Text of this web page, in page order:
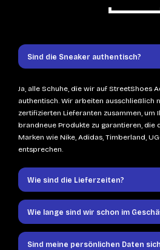
Sind die Sneaker authentisch?
Ja, alle Schuhe, die wir auf StreetShoes
authentisch. Wir arbeiten ausschließlich
zertifizierten Lieferanten zusammen, um
brandneue Produkte zu garantieren, die
Marken wie Nike, Adidas, Timberland,
entsprechen.
Wie sind die Lieferzeiten?
Wie lange sind wir schon im
Sind meine persönlichen Daten